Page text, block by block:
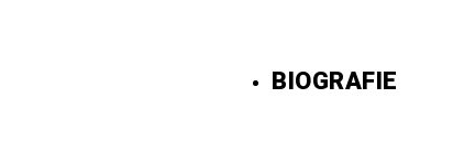
BIOGRAFIE